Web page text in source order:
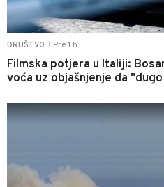
DRUŠTVO Pre 1 h
Filmska potjera u Italiji:
voća uz objašnjenje da